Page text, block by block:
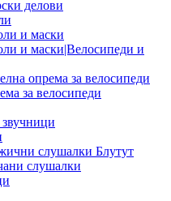
делови
и маски
и маски|Велосипеди и
опрема за велосипеди
за велосипеди
слушалки Блутут
слушалки